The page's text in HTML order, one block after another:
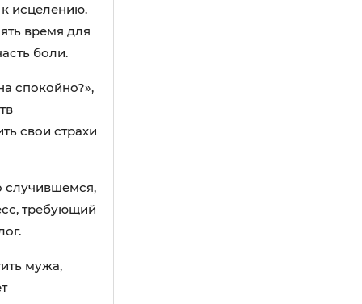
к исцелению.
время для
боли.
спокойно?»,
свои страхи
случившемся,
требующий
мужа,